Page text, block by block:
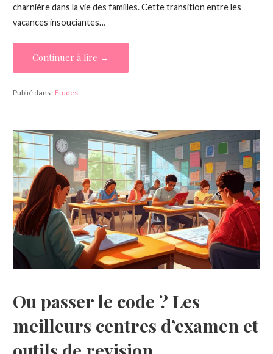
charnière dans la vie des familles. Cette transition entre les
vacances insouciantes…
Continuer à lire →
Publié dans : Etudes
Ou passer le code ? Les
meilleurs centres d’examen et